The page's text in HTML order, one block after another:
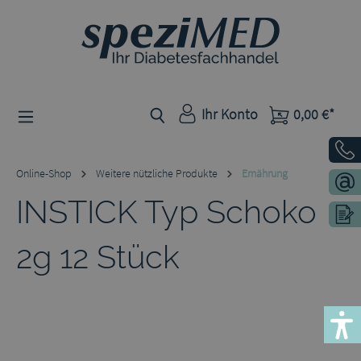
Zum Hauptinhalt springen
Ihr Konto 0,00 €*
Online-Shop Weitere nützliche Produkte Ernährung
INSTICK Typ Schoko
2g 12 Stück